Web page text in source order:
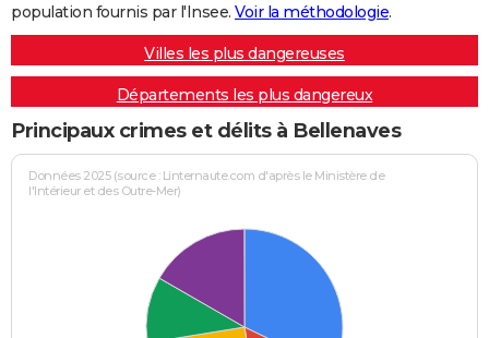
population fournis par l'Insee. Voir la méthodologie.
Villes les plus dangereuses
Départements les plus dangereux
Principaux crimes et délits à Bellenaves
Données 2025 (source : Linternaute.com d'après le Ministère de
l'Intérieur et des Outre-Mer)